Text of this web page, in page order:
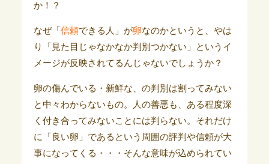
か！？
なぜ「 信頼できる人」が卵なのかというと、やは
り「見た目じゃなかなか判別つかない」というイ
メージが反映されてるんじゃないでしょうか？
卵の傷んでいる・新鮮な、の判別は割ってみない
と中々わからないもの。人の善悪も、ある程度深
く付き合ってみないことには判らない。それだけ
に「良い卵」であるという周囲の評判や信頼が大
事になってくる・・・そんな意味が込められてい